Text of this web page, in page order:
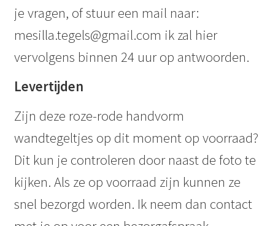
je vragen, of stuur een mail naar:
mesilla.tegels@gmail.com ik zal hier
vervolgens binnen 24 uur op antwoorden.
Levertijden
Zijn deze roze-rode handvorm
wandtegeltjes op dit moment op voorraad?
Dit kun je controleren door naast de foto te
kijken. Als ze op voorraad zijn kunnen ze
snel bezorgd worden. Ik neem dan contact